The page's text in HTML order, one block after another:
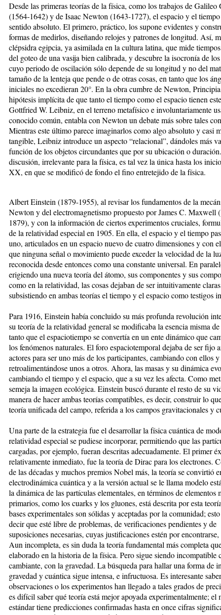
Desde las primeras teorías de la física, como los trabajos de Galileo
(1564-1642) y de Isaac Newton (1643-1727), el espacio y el
sentido absoluto. El primero, práctico, los supone evidentes y
formas de medirlos, diseñando relojes y patrones de longitud. Así,
clépsidra egipcia, ya asimilada en la cultura latina, que mide
del goteo de una vasija bien calibrada, y descubre la isocronía de
cuyo periodo de oscilación sólo depende de su longitud y no del
tamaño de la lenteja que pende o de otras cosas, en tanto que los
iniciales no excedieran 20°. En la obra cumbre de Newton,
hipótesis implícita de que tanto el tiempo como el espacio tienen
Gottfried W. Leibniz, en el terreno metafísico e involuntariamente
conocido común, entabla con Newton un debate más sobre tales
Mientras este último parece imaginarlos como algo absoluto y casi
tangible, Leibniz introduce un aspecto “relacional”, dándoles más
función de los objetos circundantes que por su ubicación o
discusión, irrelevante para la física, es tal vez la única hasta los
XX, en que se modificó de fondo el fino entretejido de la física.
Albert Einstein (1879-1955), al revisar los fundamentos de la
Newton y del electromagnetismo propuesto por James C. Maxwell
1879), y con la información de ciertos experimentos cruciales,
de la relatividad especial en 1905. En ella, el espacio y el tiempo
uno, articulados en un espacio nuevo de cuatro dimensiones y con
que ninguna señal o movimiento puede exceder la velocidad de la
reconocida desde entonces como una constante universal. En
erigiendo una nueva teoría del átomo, sus componentes y sus
como en la relatividad, las cosas dejaban de ser intuitivamente
subsistiendo en ambas teorías el tiempo y el espacio como testigos
Para 1916, Einstein había concluido su más profunda revolución
su teoría de la relatividad general se modificaba la esencia misma
tanto que el espaciotiempo se convertía en un ente dinámico que
los fenómenos naturales. El foro espaciotemporal dejaba de ser fijo
actores para ser uno más de los participantes, cambiando con ellos y
retroalimentándose unos a otros. Ahora, las masas y su dinámica
cambiando el tiempo y el espacio, que a su vez les afecta. Como
semeja la imagen ecológica. Einstein buscó durante el resto de su
manera de hacer ambas teorías compatibles, es decir, construir lo
teoría unificada del campo, referida a los campos gravitacionales y
Una parte de la estrategia fue el desarrollar la física cuántica de
relatividad especial se pudiese incorporar, permitiendo que las
cargadas, por ejemplo, fueran descritas adecuadamente. El primer
relativamente inmediato, fue la teoría de Dirac para los electrones.
de las décadas y muchos premios Nobel más, la teoría se convirtió
electrodinámica cuántica y a la versión actual se le llama modelo
la dinámica de las partículas elementales, en términos de elementos
primarios, como los cuarks y los gluones, está descrita por esta
bases experimentales son sólidas y aceptadas por la comunidad;
decir que esté libre de problemas, de verificaciones pendientes y de
suposiciones necesarias, cuyas justificaciones estén por
Aun incompleta, es sin duda la teoría fundamental más completa
elaborado en la historia de la física. Pero sigue siendo incompatible
cambiante, con la gravedad. La búsqueda para hallar una forma de
gravedad y cuántica sigue intensa, e infructuosa. Es interesante
observaciones o los experimentos han llegado a tales grados de
es difícil saber qué teoría está mejor apoyada experimentalmente; el
estándar tiene predicciones confirmadas hasta en once cifras